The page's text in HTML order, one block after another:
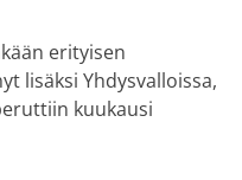
erityisen
lisäksi Yhdysvalloissa,
kuukausi